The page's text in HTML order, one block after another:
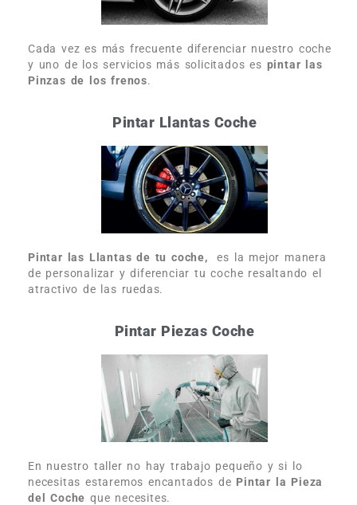
Cada vez es más frecuente diferenciar nuestro coche
y uno de los servicios más solicitados es pintar las
Pinzas de los frenos.
Pintar Llantas Coche
Pintar las Llantas de tu coche,
es la mejor manera
de personalizar y diferenciar tu coche resaltando el
atractivo de las ruedas.
Pintar Piezas Coche
En nuestro taller no hay trabajo pequeño y si lo
necesitas estaremos encantados de Pintar la Pieza
del Coche que necesites.